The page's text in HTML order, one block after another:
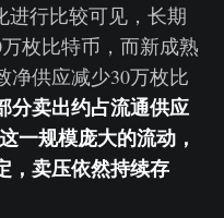
进行比较可见，长期
枚比特币，而新成熟
净供应减少30万枚比
分卖出约占流通供应
一规模庞大的流动，
，卖压依然持续存